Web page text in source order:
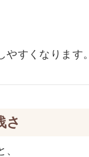
すくなります。
さ